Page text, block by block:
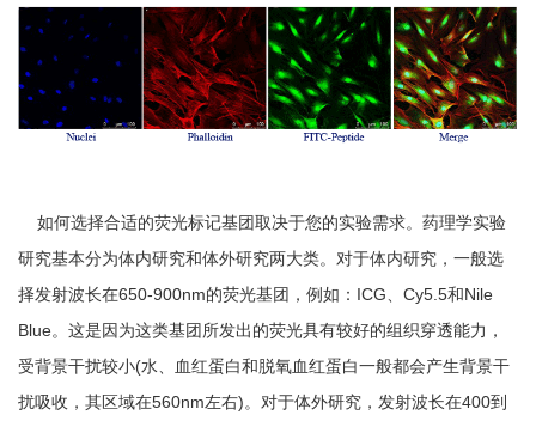
如何选择合适的荧光标记基团取决于您的实验需求。药理学实验
研究基本分为体内研究和体外研究两大类。对于体内研究，一般选
择发射波长在650-900nm的荧光基团，例如：ICG、Cy5.5和Nile
Blue。这是因为这类基团所发出的荧光具有较好的组织穿透能力，
受背景干扰较小(水、血红蛋白和脱氧血红蛋白一般都会产生背景干
扰吸收，其区域在560nm左右)。对于体外研究，发射波长在400到